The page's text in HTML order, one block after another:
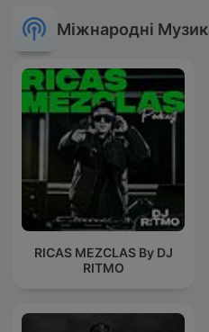
Міжнародні
RICAS MEZCLAS By DJ
RITMO